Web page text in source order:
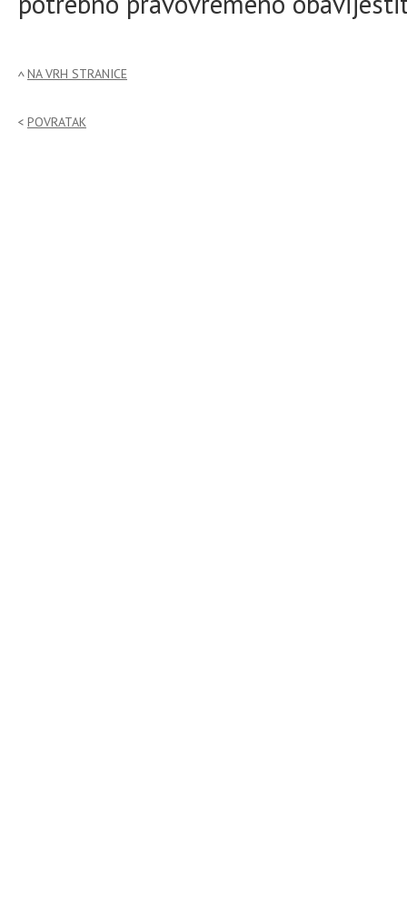
NA VRH STRANICE
POVRATAK